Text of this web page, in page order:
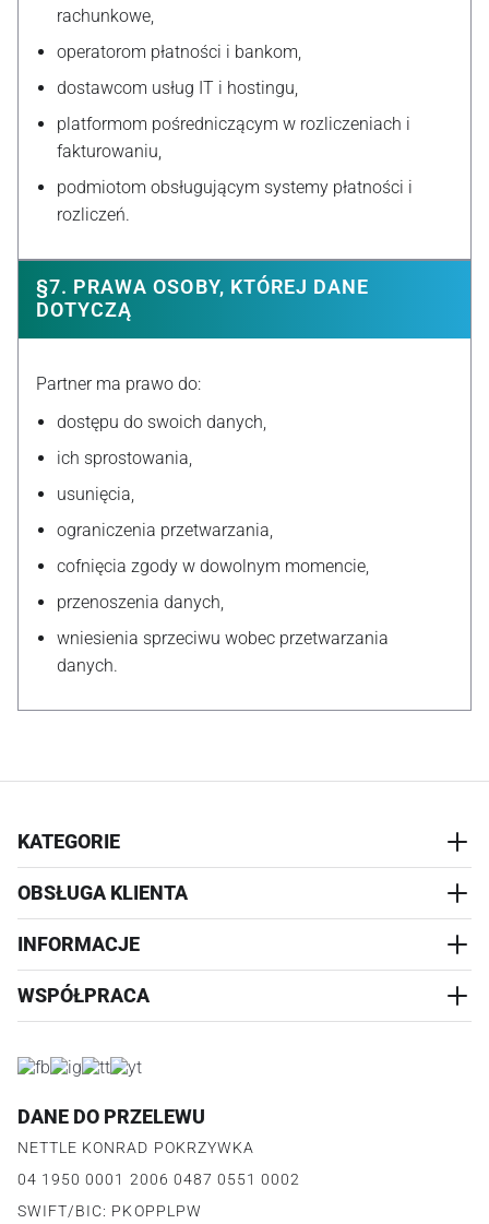
rachunkowe,
operatorom płatności i bankom,
dostawcom usług IT i hostingu,
platformom pośredniczącym w rozliczeniach i
fakturowaniu,
podmiotom obsługującym systemy płatności i
rozliczeń.
§7. PRAWA OSOBY, KTÓREJ DANE
DOTYCZĄ
Partner ma prawo do:
dostępu do swoich danych,
ich sprostowania,
usunięcia,
ograniczenia przetwarzania,
cofnięcia zgody w dowolnym momencie,
przenoszenia danych,
wniesienia sprzeciwu wobec przetwarzania
danych.
KATEGORIE
AKCESORIA
WYPRZEDAŻ
OBSŁUGA KLIENTA
REALIZACJA I WYSYŁKA
WYMIANA
PŁATNOŚCI
FAQ
INFORMACJE
KONTAKT
O PRODUKCIE
WSPÓŁPRACA
JAK DZIAŁA PROGRAM
REGULAMIN PROGRAMU
POLITYKA PRYWATNOŚCI PROGRAMU
DANE DO PRZELEWU
NETTLE KONRAD POKRZYWKA
04 1950 0001 2006 0487 0551 0002
SWIFT/BIC: PKOPPLPW